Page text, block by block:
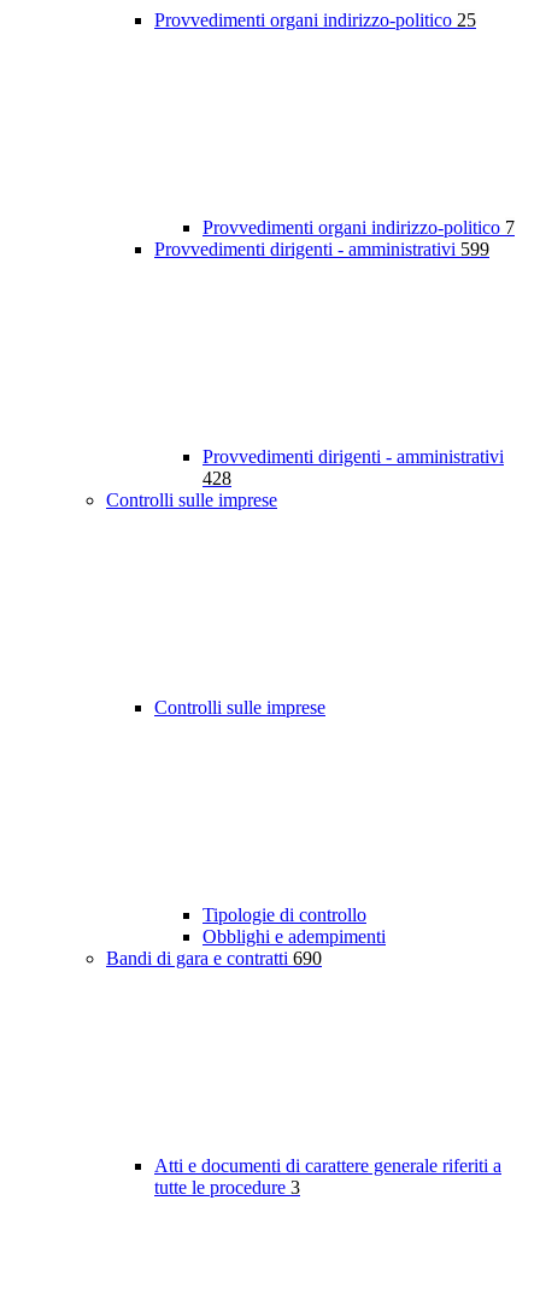
Provvedimenti organi indirizzo-politico 25
Provvedimenti organi indirizzo-politico 7
Provvedimenti dirigenti - amministrativi 599
Provvedimenti dirigenti - amministrativi
428
Controlli sulle imprese
Controlli sulle imprese
Tipologie di controllo
Obblighi e adempimenti
Bandi di gara e contratti 690
Atti e documenti di carattere generale riferiti a
tutte le procedure 3